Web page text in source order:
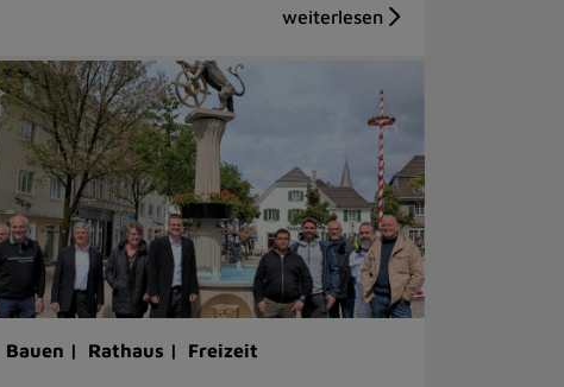
Bauen | Rathaus | Freizeit